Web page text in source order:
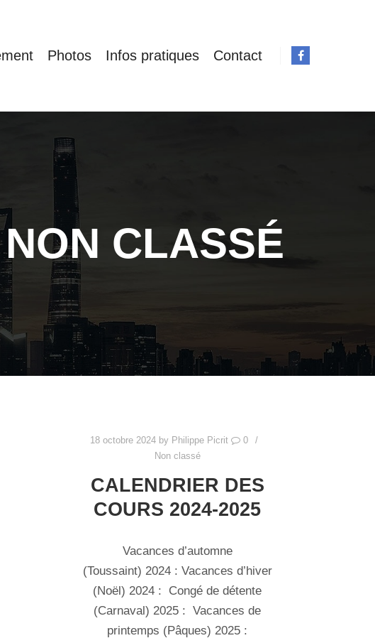
Photos Infos pratiques Contact
NON CLASSÉ
18 octobre 2024by Philippe Picrit
0
Non classé
CALENDRIER DES
COURS 2024-2025
Vacances d’automne
(Toussaint) 2024 : Vacances d’hiver
(Noël) 2024 : Congé de détente
(Carnaval) 2025 : Vacances de
printemps (Pâques) 2025 :